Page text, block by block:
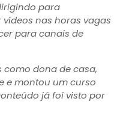
para
nas horas vagas
para canais de
como dona de casa,
e montou um curso
já foi visto por